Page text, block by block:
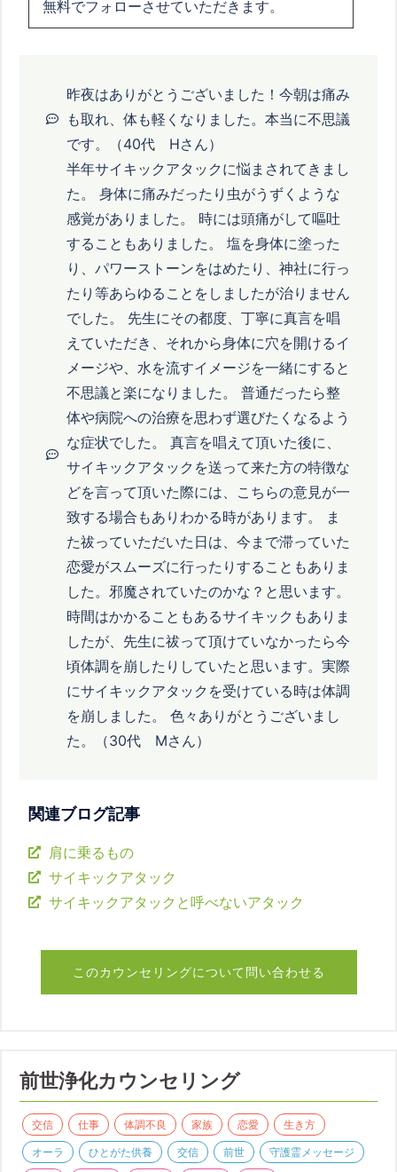
無料でフォローさせていただきます。
昨夜はありがとうございました！今朝は痛み
も取れ、体も軽くなりました。本当に不思議
です。（40代 Hさん）
半年サイキックアタックに悩まされてきまし
た。 身体に痛みだったり虫がうずくような
感覚がありました。 時には頭痛がして嘔吐
することもありました。 塩を身体に塗った
り、パワーストーンをはめたり、神社に行っ
たり等あらゆることをしましたが治りません
でした。 先生にその都度、丁寧に真言を唱
えていただき、それから身体に穴を開けるイ
メージや、水を流すイメージを一緒にすると
不思議と楽になりました。 普通だったら整
体や病院への治療を思わず選びたくなるよう
な症状でした。 真言を唱えて頂いた後に、
サイキックアタックを送って来た方の特徴な
どを言って頂いた際には、こちらの意見が一
致する場合もありわかる時があります。 ま
た祓っていただいた日は、今まで滞っていた
恋愛がスムーズに行ったりすることもありま
した。邪魔されていたのかな？と思います。
時間はかかることもあるサイキックもありま
したが、先生に祓って頂けていなかったら今
頃体調を崩したりしていたと思います。実際
にサイキックアタックを受けている時は体調
を崩しました。 色々ありがとうございまし
た。（30代 Mさん）
関連ブログ記事
肩に乗るもの
サイキックアタック
サイキックアタックと呼べないアタック
このカウンセリングについて問い合わせる
前世浄化カウンセリング
交信 仕事 体調不良 家族 恋愛 生き方
オーラ ひとがた供養 交信 前世 守護霊メッセージ